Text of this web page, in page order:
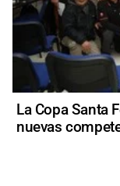
La Copa Santa
nuevas